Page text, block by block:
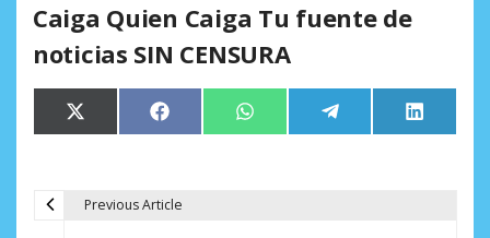
Caiga Quien Caiga Tu fuente de
noticias SIN CENSURA
Compartir
en
X
(Twitter)
Compartir
en
Facebook Compartir
en
WhatsApp Compartir
en
Telegram
en
LinkedIn
Previous Article